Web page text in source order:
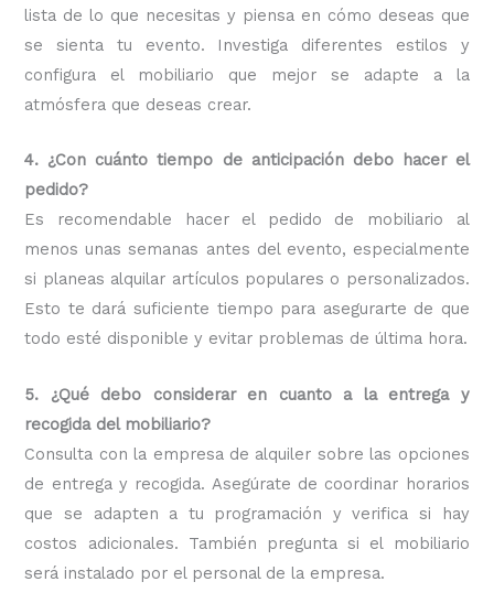
lista de lo que necesitas y piensa en cómo deseas que
se sienta tu evento. Investiga diferentes estilos y
configura el mobiliario que mejor se adapte a la
atmósfera que deseas crear.
4. ¿Con cuánto tiempo de anticipación debo hacer el
pedido?
Es recomendable hacer el pedido de mobiliario al
menos unas semanas antes del evento, especialmente
si planeas alquilar artículos populares o personalizados.
Esto te dará suficiente tiempo para asegurarte de que
todo esté disponible y evitar problemas de última hora.
5. ¿Qué debo considerar en cuanto a la entrega y
recogida del mobiliario?
Consulta con la empresa de alquiler sobre las opciones
de entrega y recogida. Asegúrate de coordinar horarios
que se adapten a tu programación y verifica si hay
costos adicionales. También pregunta si el mobiliario
será instalado por el personal de la empresa.